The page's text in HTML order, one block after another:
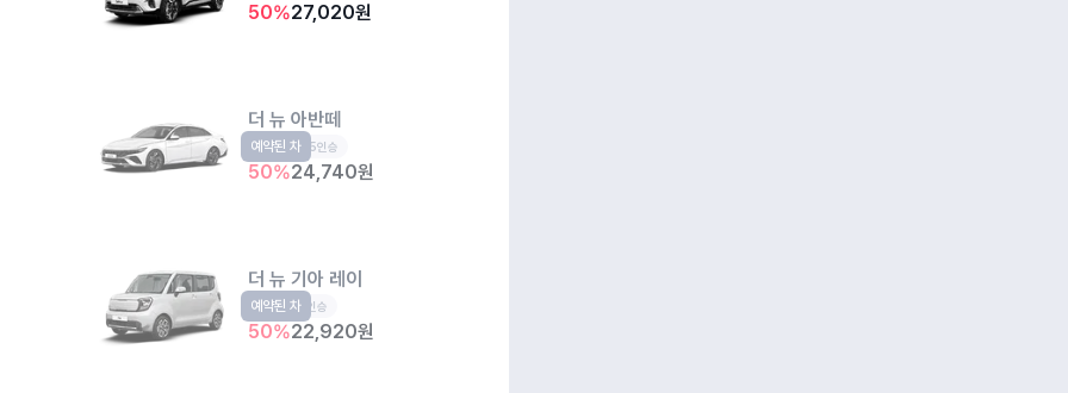
50%27,020원
더 뉴 아반떼
준중형 5인승
50%24,740원
예약된 차
더 뉴 기아 레이
경형 5인승
50%22,920원
예약된 차